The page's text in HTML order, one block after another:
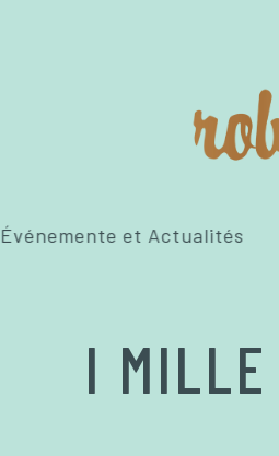
Événemente et Actualités
I MILLE